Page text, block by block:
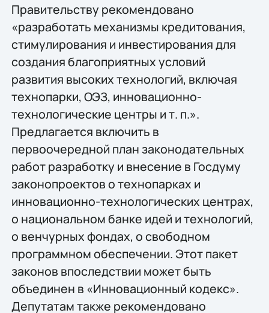
Правительству рекомендовано
«разработать механизмы кредитования,
стимулирования и инвестирования для
создания благоприятных условий
развития высоких технологий, включая
технопарки, ОЭЗ, инновационно-
технологические центры и т. п.».
Предлагается включить в
первоочередной план законодательных
работ разработку и внесение в Госдуму
законопроектов о технопарках и
инновационно-технологических центрах,
о национальном банке идей и технологий,
о венчурных фондах, о свободном
программном обеспечении. Этот пакет
законов впоследствии может быть
объединен в «Инновационный кодекс».
Депутатам также рекомендовано